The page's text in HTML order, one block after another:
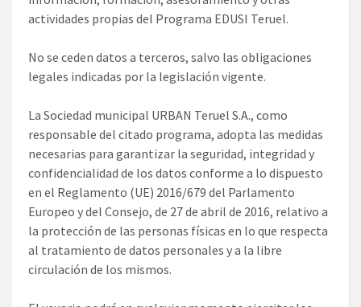
actividades propias del Programa EDUSI Teruel.
No se ceden datos a terceros, salvo las obligaciones
legales indicadas por la legislación vigente.
La Sociedad municipal URBAN Teruel S.A., como
responsable del citado programa, adopta las medidas
necesarias para garantizar la seguridad, integridad y
confidencialidad de los datos conforme a lo dispuesto
en el Reglamento (UE) 2016/679 del Parlamento
Europeo y del Consejo, de 27 de abril de 2016, relativo a
la protección de las personas físicas en lo que respecta
al tratamiento de datos personales y a la libre
circulación de los mismos.